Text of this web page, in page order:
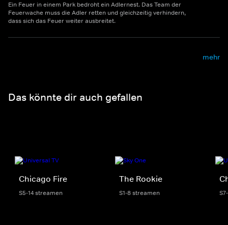
Ein Feuer in einem Park bedroht ein Adlernest. Das Team der
Feuerwache muss die Adler retten und gleichzeitig verhindern,
dass sich das Feuer weiter ausbreitet.
mehr
Das könnte dir auch gefallen
Chicago Fire
S5-14 streamen
The Rookie
S1-8 streamen